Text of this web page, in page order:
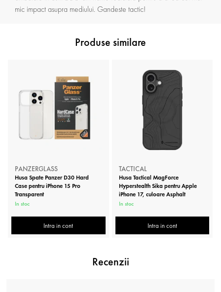
mic impact asupra mediului. Gandeste tactic!
Produse similare
PANZERGLASS
Husa Spate Panzer D30 Hard
Case pentru iPhone 15 Pro
Transparent
In stoc
Intra in cont
TACTICAL
Husa Tactical MagForce
Hyperstealth Sika pentru Apple
iPhone 17, culoare Asphalt
In stoc
Intra in cont
Recenzii